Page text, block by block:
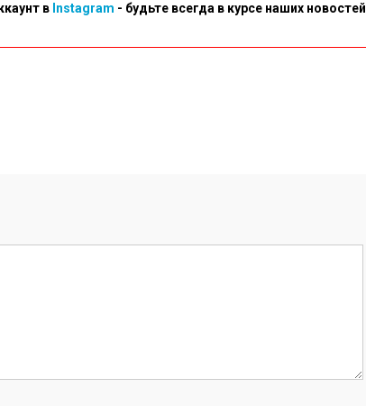
в Instagram - будьте всегда в курсе наших новостей